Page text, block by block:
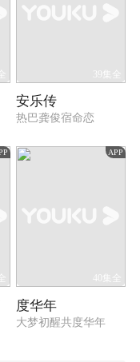
39集全
安乐传
热巴龚俊宿命恋
APP
40集全
度华年
大梦初醒共度华年